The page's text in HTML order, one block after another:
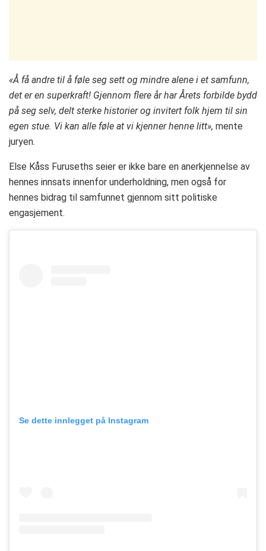
«Å få andre til å føle seg sett og mindre alene i et samfunn,
det er en superkraft! Gjennom flere år har Årets forbilde bydd
på seg selv, delt sterke historier og invitert folk hjem til sin
egen stue. Vi kan alle føle at vi kjenner henne litt», mente
juryen.
Else Kåss Furuseths seier er ikke bare en anerkjennelse av
hennes innsats innenfor underholdning, men også for
hennes bidrag til samfunnet gjennom sitt politiske
engasjement.
Se dette innlegget på Instagram